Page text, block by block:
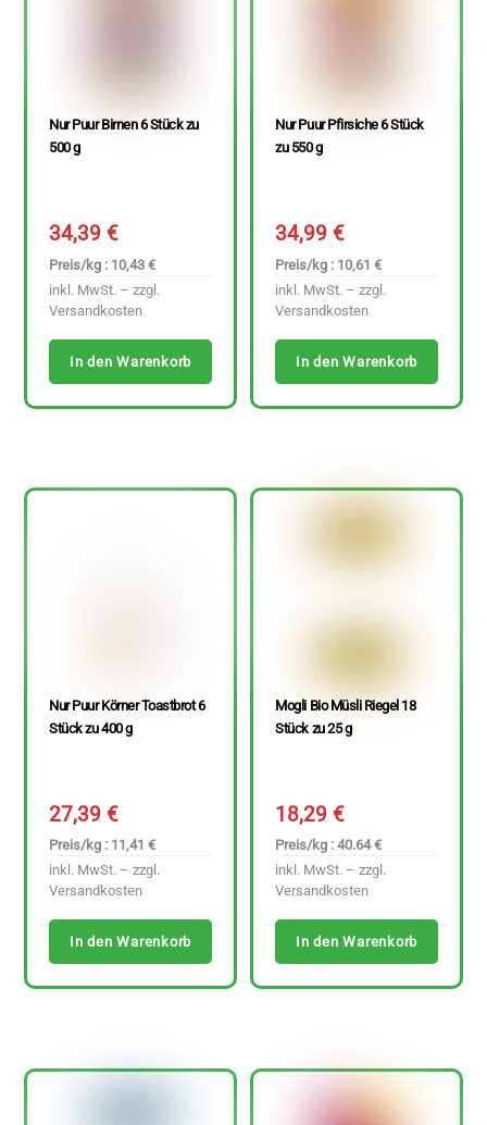
Nur Puur Birnen 6 Stück zu
500 g
34,39€
Preis/kg : 10,43 €
inkl. MwSt. – zzgl.
Versandkosten
In den Warenkorb
Nur Puur Pfirsiche 6 Stück
zu 550 g
34,99€
Preis/kg : 10,61 €
inkl. MwSt. – zzgl.
Versandkosten
In den Warenkorb
Nur Puur Körner Toastbrot 6
Stück zu 400 g
27,39€
Preis/kg : 11,41 €
inkl. MwSt. – zzgl.
Versandkosten
In den Warenkorb
Mogli Bio Müsli Riegel 18
Stück zu 25 g
18,29€
Preis/kg : 40.64 €
inkl. MwSt. – zzgl.
Versandkosten
In den Warenkorb